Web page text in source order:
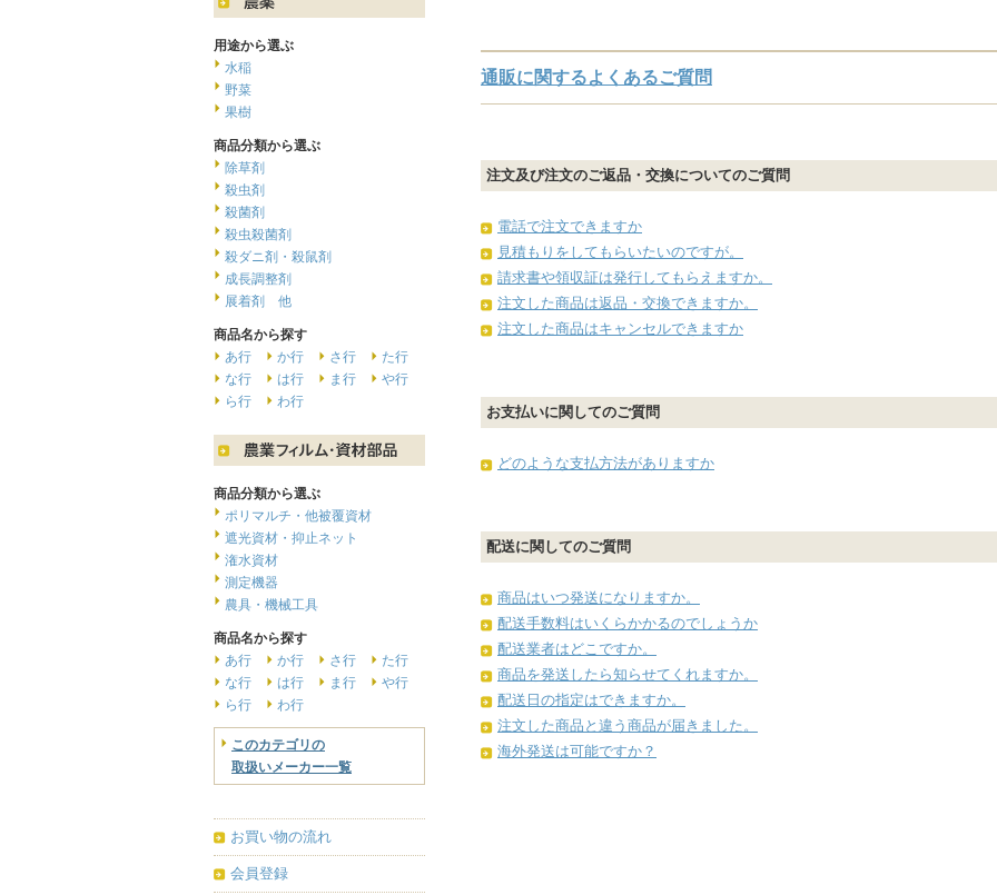
通販に関するよくあるご質問
注文及び注文のご返品・交換についてのご質問
電話で注文できますか
見積もりをしてもらいたいのですが。
請求書や領収証は発行してもらえますか。
注文した商品は返品・交換できますか。
注文した商品はキャンセルできますか
お支払いに関してのご質問
どのような支払方法がありますか
配送に関してのご質問
商品はいつ発送になりますか。
配送手数料はいくらかかるのでしょうか
配送業者はどこですか。
商品を発送したら知らせてくれますか。
配送日の指定はできますか。
注文した商品と違う商品が届きました。
海外発送は可能ですか？
用途から選ぶ
水稲
野菜
果樹
商品分類から選ぶ
除草剤
殺虫剤
殺菌剤
殺虫殺菌剤
殺ダニ剤・殺鼠剤
成長調整剤
展着剤 他
商品名から探す
あ行
か行 さ行
た行
な行
は行 ま行
や行
ら行
わ行
商品分類から選ぶ
ポリマルチ・他被覆資材
遮光資材・抑止ネット
潅水資材
測定機器
農具・機械工具
商品名から探す
あ行
か行 さ行
た行
な行
は行 ま行
や行
ら行
わ行
このカテゴリの
取扱いメーカー一覧
お買い物の流れ
会員登録